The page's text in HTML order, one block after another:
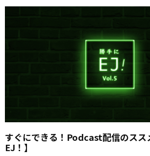
すぐにできる！Podcast配信のスス
EJ！】